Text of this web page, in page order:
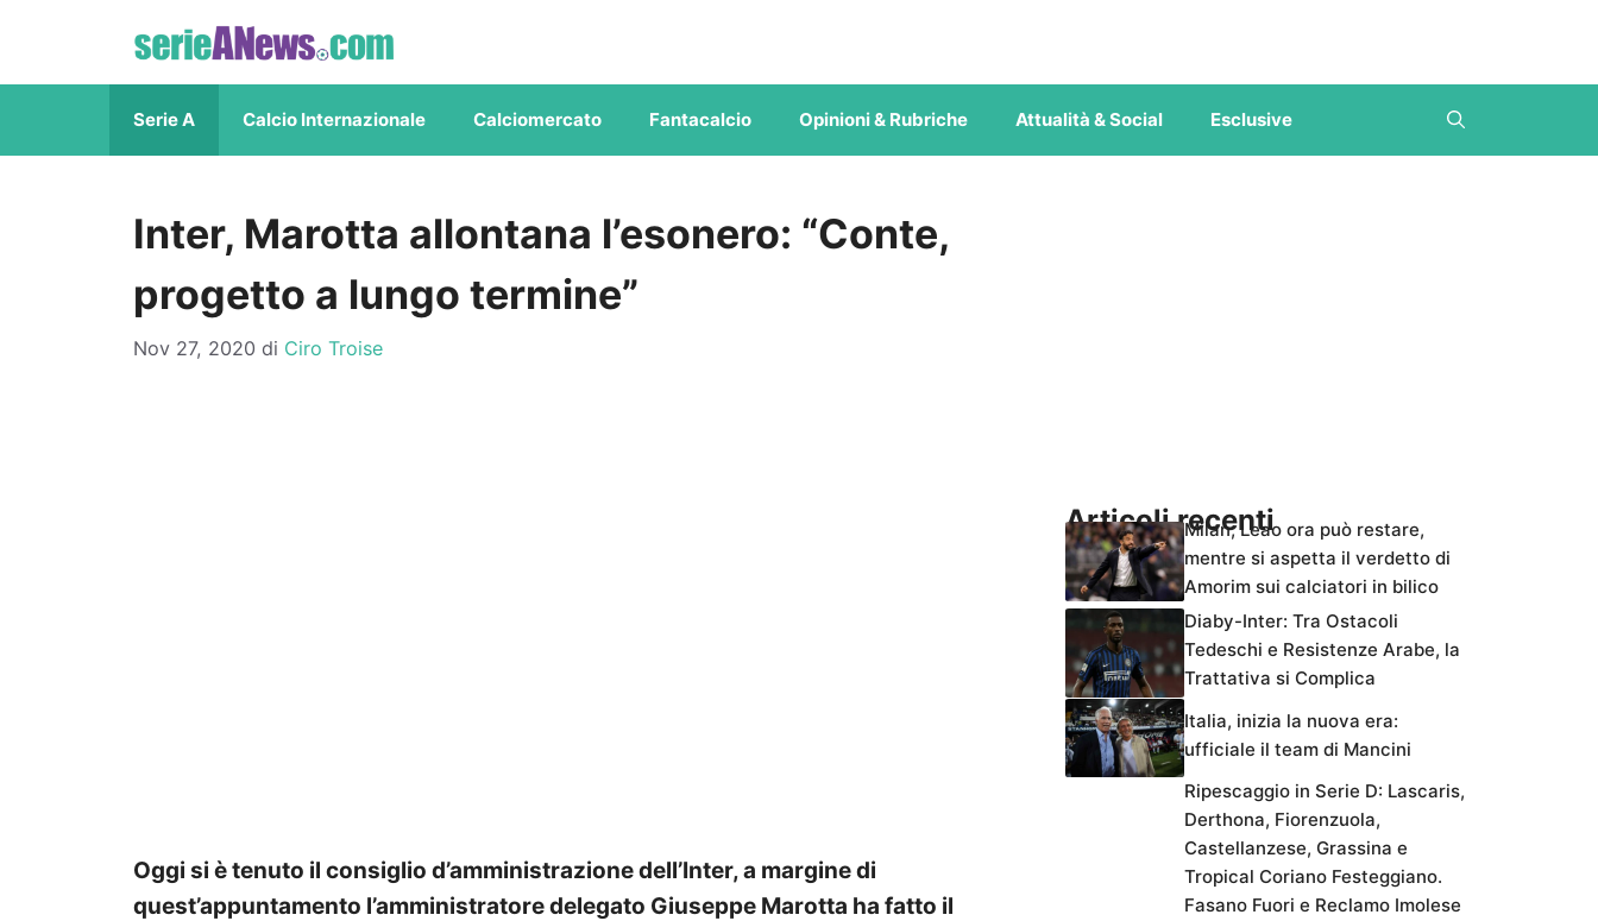
contenuto
Serie A Calcio Internazionale Calciomercato Fantacalcio Opinioni & Rubriche Attualità & Social Esclusive
Inter, Marotta allontana l’esonero: “Conte,
progetto a lungo termine”
Nov 27, 2020 di Ciro Troise
Oggi si è tenuto il consiglio d’amministrazione dell’Inter, a margine di
quest’appuntamento l’amministratore delegato Giuseppe Marotta ha fatto il
Articoli recentiMilan, Leao ora può restare,
mentre si aspetta il verdetto di
Amorim sui calciatori in bilico
Diaby-Inter: Tra Ostacoli
Tedeschi e Resistenze Arabe, la
Trattativa si Complica
Italia, inizia la nuova era:
ufficiale il team di Mancini
Ripescaggio in Serie D: Lascaris,
Derthona, Fiorenzuola,
Castellanzese, Grassina e
Tropical Coriano Festeggiano.
Fasano Fuori e Reclamo Imolese